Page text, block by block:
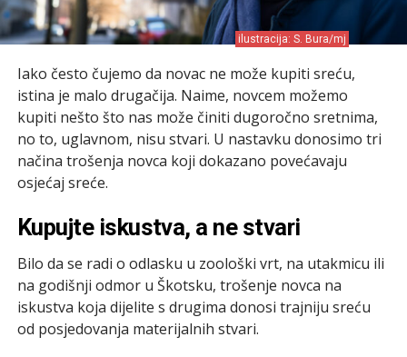
ilustracija: S. Bura/mj
Iako često čujemo da novac ne može kupiti sreću,
istina je malo drugačija. Naime, novcem možemo
kupiti nešto što nas može činiti dugoročno sretnima,
no to, uglavnom, nisu stvari. U nastavku donosimo tri
načina trošenja novca koji dokazano povećavaju
osjećaj sreće.
Kupujte iskustva, a ne stvari
Bilo da se radi o odlasku u zoološki vrt, na utakmicu ili
na godišnji odmor u Škotsku, trošenje novca na
iskustva koja dijelite s drugima donosi trajniju sreću
od posjedovanja materijalnih stvari.